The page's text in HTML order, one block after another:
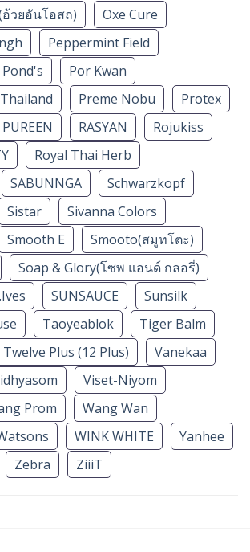
วยอันโอสถ)
Oxe Cure
Peppermint Field
Pond's
Por Kwan
Preme Nobu
Protex
PUREEN RASYAN
Rojukiss
Royal Thai Herb
SABUNNGA
Schwarzkopf
Sistar
Sivanna Colors
Smooth E
Smooto(สมูทโตะ)
Soap & Glory(โซพ แอนด์ กลอรี่)
SUNSAUCE
Sunsilk
Taoyeablok
Tiger Balm
Twelve Plus (12 Plus)
Vanekaa
Viset-Niyom
Prom
Wang Wan
WINK WHITE
Yanhee
Zebra ZiiiT